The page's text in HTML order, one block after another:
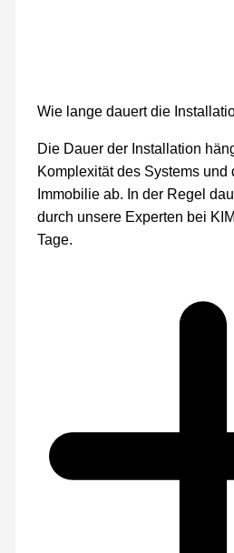
Wie lange dauert die
Die Dauer der Installation
Komplexität des Systems und
Immobilie ab. In der Regel
durch unsere Experten bei
Tage.